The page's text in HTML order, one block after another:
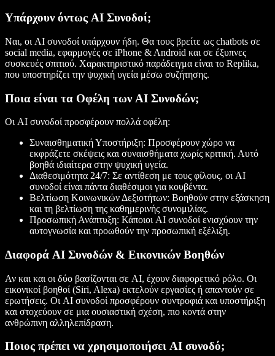
Υπάρχουν όντως AI Συνοδοί;
Ναι, οι AI συνοδοί υπάρχουν ήδη. Θα τους βρείτε ως chatbots σε
social media, εφαρμογές σε iPhone & Android και σε έξυπνες
συσκευές σπιτιού. Χαρακτηριστικό παράδειγμα είναι το Replika,
που υποστηρίζει την ψυχική υγεία μέσω συζήτησης.
Ποια είναι τα Οφέλη των AI Συνοδών;
Οι AI συνοδοί προσφέρουν πολλά οφέλη:
Συναισθηματική Υποστήριξη: Προσφέρουν χώρο να
εκφράζετε σκέψεις και συναισθήματα χωρίς κριτική. Αυτό
βοηθά ιδιαίτερα στην ψυχική υγεία.
Διαθεσιμότητα 24/7: Σε αντίθεση με τους φίλους, οι AI
συνοδοί είναι πάντα διαθέσιμοι για κουβέντα.
Βελτίωση Κοινωνικών Δεξιοτήτων: Βοηθούν στην εξάσκηση
και τη βελτίωση της καθημερινής συνομιλίας.
Προσωπική Ανάπτυξη: Κάποιοι AI συνοδοί ενισχύουν την
αυτογνωσία και προωθούν την προσωπική εξέλιξη.
Διαφορά AI Συνοδών & Εικονικών Βοηθών
Αν και και οι δύο βασίζονται σε AI, έχουν διαφορετικό ρόλο. Οι
εικονικοί βοηθοί (Siri, Alexa) εκτελούν εργασίες ή απαντούν σε
ερωτήσεις. Οι AI συνοδοί προσφέρουν συντροφιά και υποστήριξη
και στοχεύουν σε μια ουσιαστική σχέση, πιο κοντά στην
ανθρώπινη αλληλεπίδραση.
Ποιος πρέπει να χρησιμοποιήσει AI συνοδό;